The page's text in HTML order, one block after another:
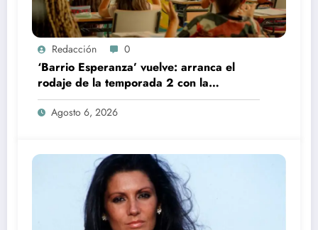
Redacción 0
‘Barrio Esperanza’ vuelve: arranca el
rodaje de la temporada 2 con la
incorporación de María Castro
Agosto 6, 2026